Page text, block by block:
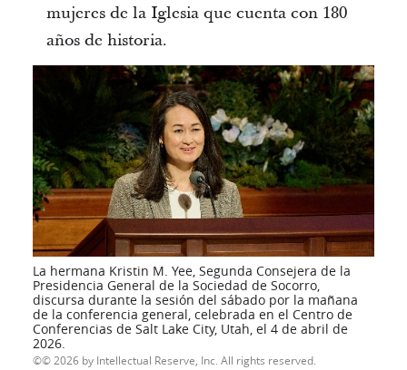
mujeres de la Iglesia que cuenta con 180
años de historia.
La hermana Kristin M. Yee, Segunda Consejera de la
Presidencia General de la Sociedad de Socorro,
discursa durante la sesión del sábado por la mañana
de la conferencia general, celebrada en el Centro de
Conferencias de Salt Lake City, Utah, el 4 de abril de
2026.
© 2026 by Intellectual Reserve, Inc. All rights reserved.